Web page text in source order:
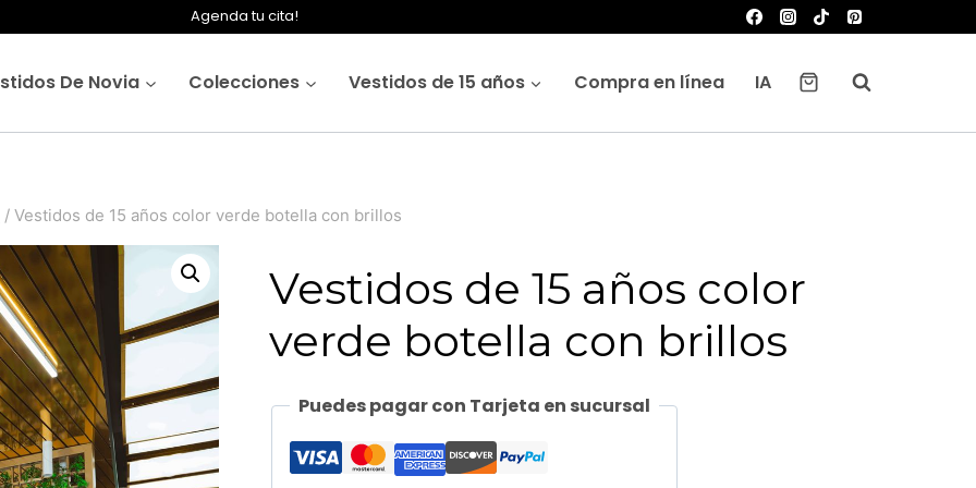
Agenda tu cita!
De Novia Colecciones Vestidos de 15 años Compra en línea IA
/ Vestidos de 15 años color verde botella con brillos
Vestidos de 15 años color
verde botella con brillos
Puedes pagar con Tarjeta en sucursal